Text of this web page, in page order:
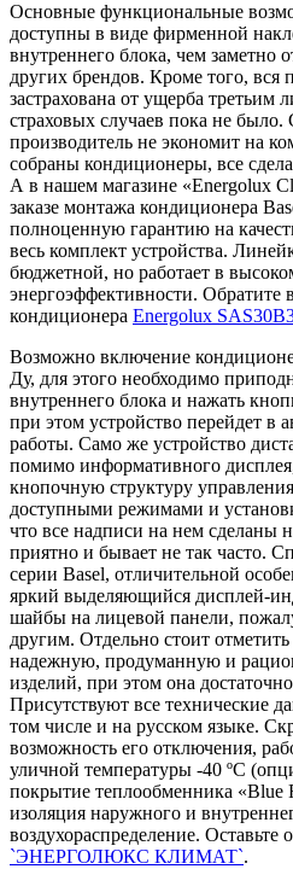
Основные функциональные
доступны в виде фирменной
внутреннего блока, чем заметно
других брендов. Кроме того, вся
застрахована от ущерба третьим
страховых случаев пока не
производитель не экономит на
собраны кондиционеры, все
А в нашем магазине «Energolux
заказе монтажа кондиционера
полноценную гарантию на
весь комплект устройства.
бюджетной, но работает в
энергоэффективности. Обратите
кондиционера Energolux
Возможно включение
Ду, для этого необходимо
внутреннего блока и нажать
при этом устройство перейдет в
работы. Само же устройство
помимо информативного
кнопочную структуру
доступными режимами и
что все надписи на нем сделаны
приятно и бывает не так часто.
серии Basel, отличительной
яркий выделяющийся дисплей-
шайбы на лицевой панели,
другим. Отдельно стоит
надежную, продуманную и
изделий, при этом она
Присутствуют все технические
том числе и на русском языке.
возможность его отключения,
уличной температуры -40 ºС
покрытие теплообменника
изоляция наружного и
воздухораспределение. Оставьте
`ЭНЕРГОЛЮКС КЛИМАТ`.